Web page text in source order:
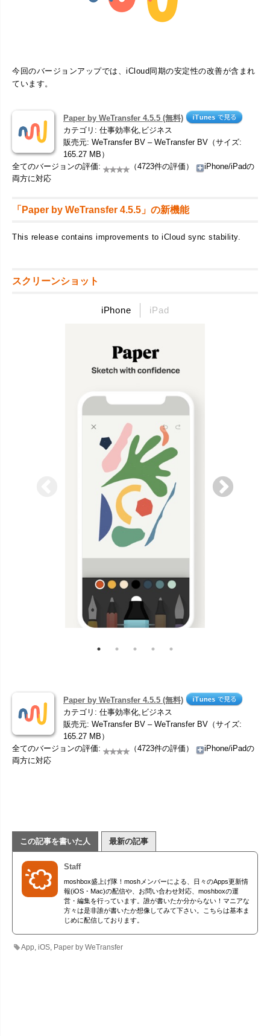
今回のバージョンアップでは、iCloud同期の安定性の改善が含まれ
ています。
Paper by WeTransfer 4.5.5 (無料)
カテゴリ: 仕事効率化,ビジネス
販売元: WeTransfer BV – WeTransfer BV（サイズ:
165.27 MB）
全てのバージョンの評価:
（4723件の評価）
iPhone/iPadの
両方に対応
「Paper by WeTransfer 4.5.5」の新機能
This release contains improvements to iCloud sync stability.
スクリーンショット
iPhone iPad
Paper by WeTransfer 4.5.5 (無料)
カテゴリ: 仕事効率化,ビジネス
販売元: WeTransfer BV – WeTransfer BV（サイズ:
165.27 MB）
全てのバージョンの評価:
（4723件の評価）
iPhone/iPadの
両方に対応
この記事を書いた人 最新の記事
Staff
moshbox盛上げ隊！moshメンバーによる、日々のApps更新情
報(iOS・Mac)の配信や、お問い合わせ対応、moshboxの運
営・編集を行っています。誰が書いたか分からない！マニアな
方々は是非誰が書いたか想像してみて下さい。こちらは基本ま
じめに配信しております。
App ,iOS Paper by WeTransfer